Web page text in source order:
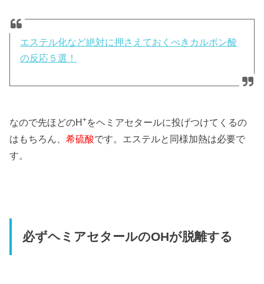
エステル化など絶対に押さえておくべきカルボン酸
の反応５選！
なので先ほどのH+をヘミアセタールに投げつけてくるの
はもちろん、希硫酸です。エステルと同様加熱は必要で
す。
必ずヘミアセタールのOHが脱離する